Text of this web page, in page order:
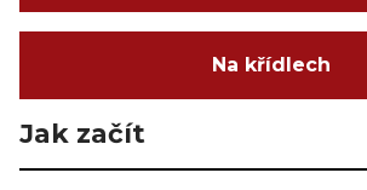
Na křídlech
Jak začít